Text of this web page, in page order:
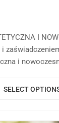
I
i
SELECT